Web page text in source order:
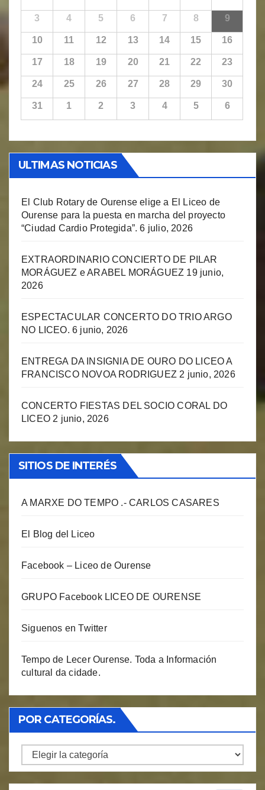
3 4 5 6 7 8 9
10 11 12 13 14 15 16
17 18 19 20 21 22 23
24 25 26 27 28 29 30
31 1 2 3 4 5 6
ULTIMAS NOTICIAS
El Club Rotary de Ourense elige a El Liceo de
Ourense para la puesta en marcha del proyecto
“Ciudad Cardio Protegida”. 6 julio, 2026
EXTRAORDINARIO CONCIERTO DE PILAR
MORÁGUEZ e ARABEL MORÁGUEZ 19 junio,
2026
ESPECTACULAR CONCERTO DO TRIO ARGO
NO LICEO. 6 junio, 2026
ENTREGA DA INSIGNIA DE OURO DO LICEO A
FRANCISCO NOVOA RODRIGUEZ 2 junio, 2026
CONCERTO FIESTAS DEL SOCIO CORAL DO
LICEO 2 junio, 2026
SITIOS DE INTERÉS
A MARXE DO TEMPO .- CARLOS CASARES
El Blog del Liceo
Facebook – Liceo de Ourense
GRUPO Facebook LICEO DE OURENSE
Siguenos en Twitter
Tempo de Lecer Ourense. Toda a Información
cultural da cidade.
POR CATEGORÍAS.
Por
Categorías.